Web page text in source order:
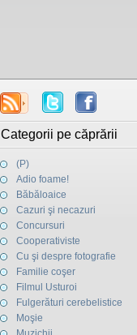
Categorii pe căprării
(P)
Adio foame!
Băbăloaice
Cazuri şi necazuri
Concursuri
Cooperativiste
Cu şi despre fotografie
Familie coşer
Filmul Usturoi
Fulgerături cerebelistice
Moşie